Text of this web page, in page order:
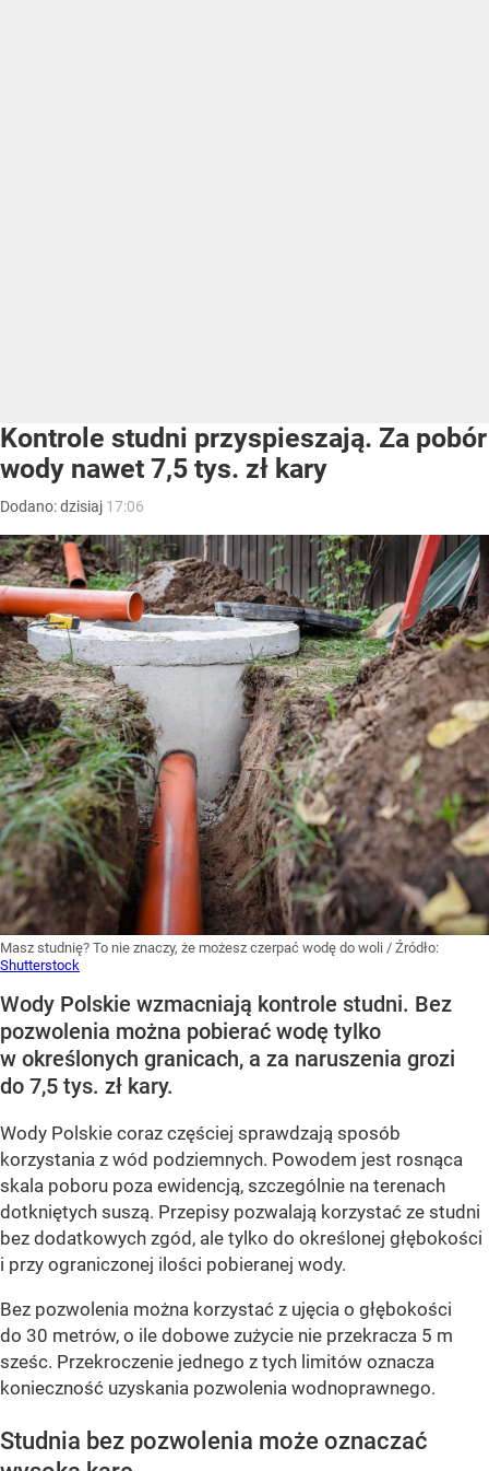
Kontrole studni przyspieszają. Za pobór
wody nawet 7,5 tys. zł kary
Dodano:dzisiaj 17:06
Masz studnię? To nie znaczy, że możesz czerpać wodę do woli / Źródło:
Shutterstock
Wody Polskie wzmacniają kontrole studni. Bez
pozwolenia można pobierać wodę tylko
w określonych granicach, a za naruszenia grozi
do 7,5 tys. zł kary.
Wody Polskie coraz częściej sprawdzają sposób
korzystania z wód podziemnych. Powodem jest rosnąca
skala poboru poza ewidencją, szczególnie na terenach
dotkniętych suszą. Przepisy pozwalają korzystać ze studni
bez dodatkowych zgód, ale tylko do określonej głębokości
i przy ograniczonej ilości pobieranej wody.
Bez pozwolenia można korzystać z ujęcia o głębokości
do 30 metrów, o ile dobowe zużycie nie przekracza 5 m
sześc. Przekroczenie jednego z tych limitów oznacza
konieczność uzyskania pozwolenia wodnoprawnego.
Studnia bez pozwolenia może oznaczać